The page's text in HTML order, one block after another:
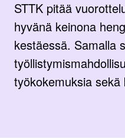
STTK pitää
hyvänä keinona
kestäessä. Samalla
työkokemuksia